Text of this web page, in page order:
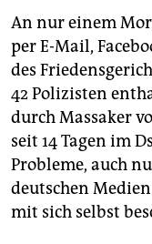
An nur einem
per E-Mail,
des
42 Polizisten
durch Massaker
seit 14 Tagen im
Probleme, auch
deutschen
mit sich selbst